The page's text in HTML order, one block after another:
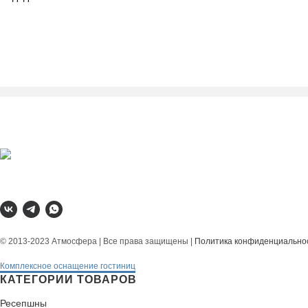
© 2013-2023 Атмосфера | Все права защищены | Политика
Комплексное оснащение гостиниц
КАТЕГОРИИ ТОВАРОВ
Ресепшны